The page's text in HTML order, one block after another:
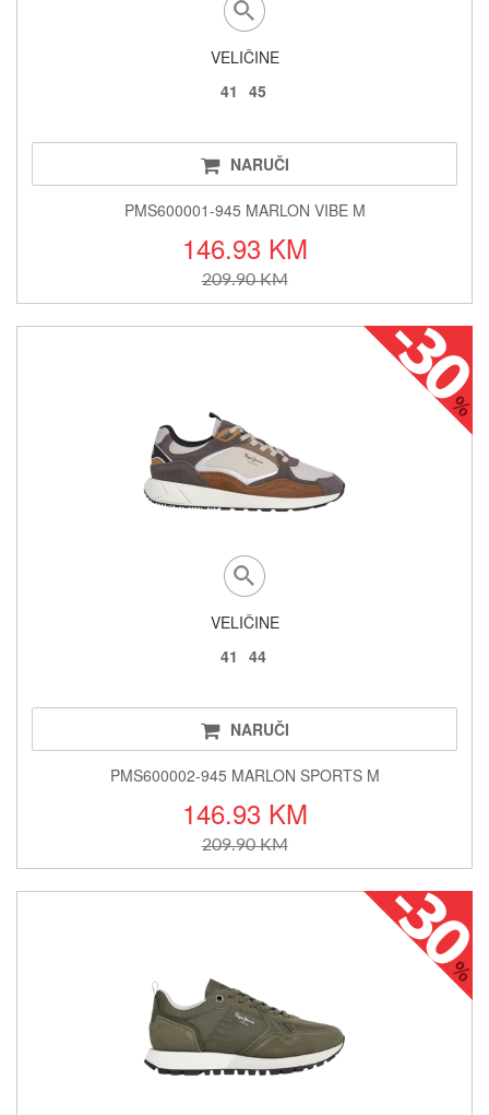
VELIČINE
41 45
NARUČI
PMS600001-945 MARLON VIBE M
146.93 KM
209.90 KM
VELIČINE
41 44
NARUČI
PMS600002-945 MARLON SPORTS M
146.93 KM
209.90 KM